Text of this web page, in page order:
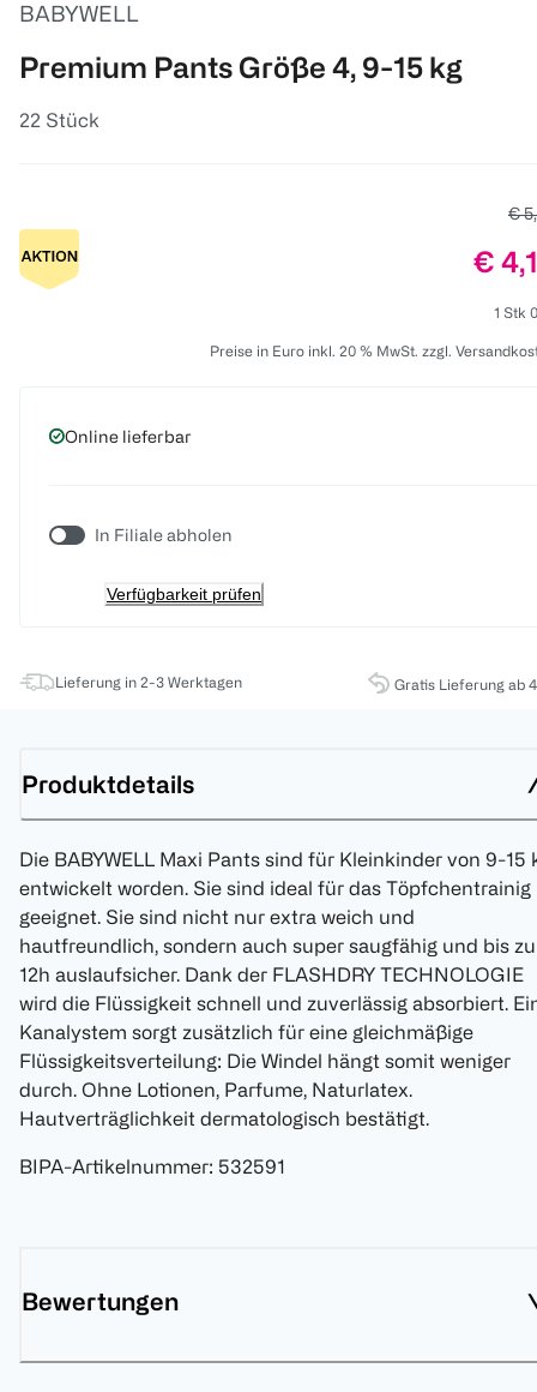
BABYWELL
Premium Pants Größe 4, 9-15 kg
22 Stück
€
€
1 Stk
Preise in Euro inkl. 20 % MwSt. zzgl.
Online lieferbar
In Filiale abholen
Verfügbarkeit prüfen
Lieferung in 2-3 Werktagen Gratis Lieferung ab
Produktdetails
Die BABYWELL Maxi Pants sind für Kleinkinder von 9-15
entwickelt worden. Sie sind ideal für das Töpfchentrainig
geeignet. Sie sind nicht nur extra weich und
hautfreundlich, sondern auch super saugfähig und bis zu
12h auslaufsicher. Dank der FLASHDRY TECHNOLOGIE
wird die Flüssigkeit schnell und zuverlässig absorbiert.
Kanalystem sorgt zusätzlich für eine gleichmäßige
Flüssigkeitsverteilung: Die Windel hängt somit weniger
durch. Ohne Lotionen, Parfume, Naturlatex.
Hautverträglichkeit dermatologisch bestätigt.
BIPA-Artikelnummer: 532591
Bewertungen